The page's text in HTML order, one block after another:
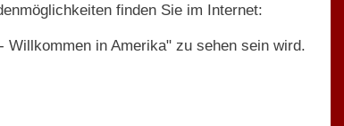
finden Sie im Internet:
Willkommen in Amerika" zu sehen sein wird.